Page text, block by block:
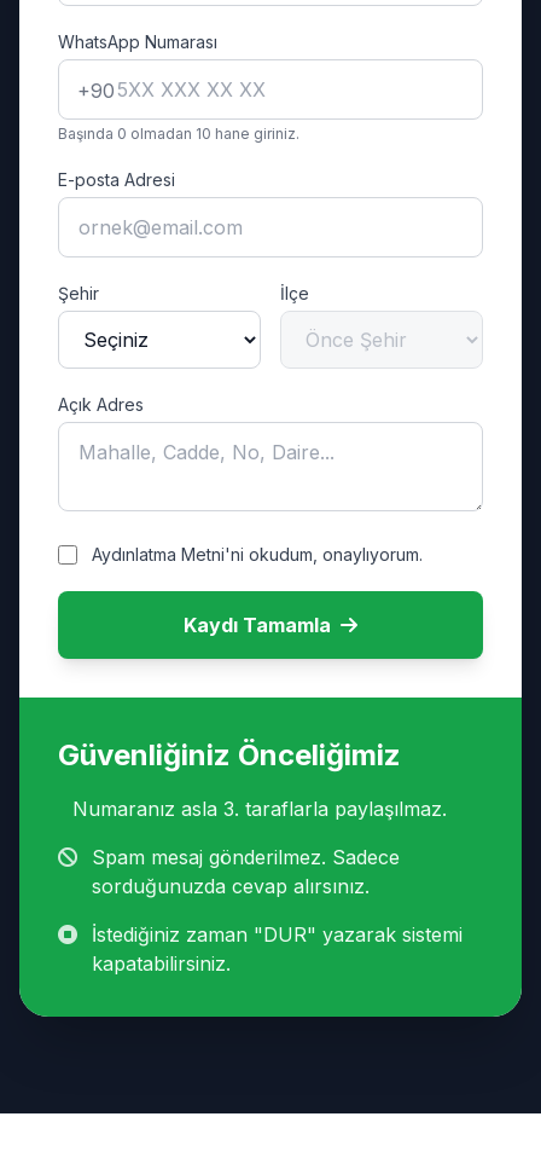
WhatsApp Numarası
+90
Başında 0 olmadan 10 hane giriniz.
E-posta Adresi
Şehir İlçe
Açık Adres
Aydınlatma Metni'ni okudum, onaylıyorum.
Kaydı Tamamla
Güvenliğiniz Önceliğimiz
Numaranız asla 3. taraflarla paylaşılmaz.
Spam mesaj gönderilmez. Sadece
sorduğunuzda cevap alırsınız.
İstediğiniz zaman "DUR" yazarak sistemi
kapatabilirsiniz.